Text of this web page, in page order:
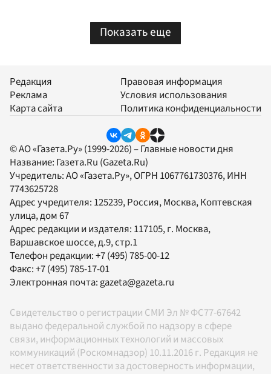
Показать еще
Редакция
Реклама
Карта сайта
Правовая информация
Условия использования
Политика конфиденциальности
© АО «Газета.Ру» (1999-2026) – Главные новости дня
Название: Газета.Ru (Gazeta.Ru)
Учредитель:АО «Газета.Ру», ОГРН 1067761730376, ИНН
7743625728
Адрес учредителя: 125239, Россия, Москва, Коптевская
улица, дом 67
Адрес редакции и издателя: 117105, г. Москва,
Варшавское шоссе, д.9, стр.1
Телефон редакции:+7 (495) 785-00-12
Факс:+7 (495) 785-17-01
Электронная почта: gazeta@gazeta.ru
Свидетельство о регистрации СМИ Эл № ФС77-67642
выдано федеральной службой по надзору в сфере
связи, информационных технологий и массовых
коммуникаций (Роскомнадзор) 10.11.2016 г. Редакция не
несет ответственности за достоверность информации,